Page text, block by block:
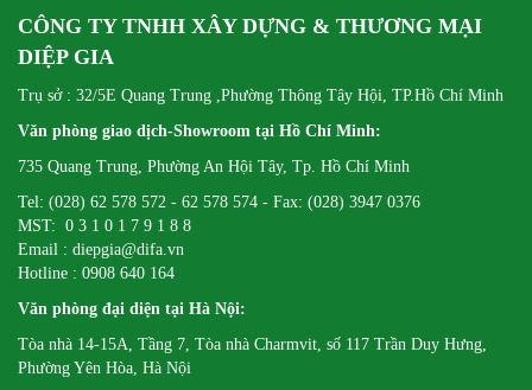
CÔNG TY TNHH XÂY DỰNG & THƯƠNG MẠI
DIỆP GIA
Trụ sở : 32/5E Quang Trung ,Phường Thông Tây Hội, TP.Hồ Chí Minh
Văn phòng giao dịch-Showroom tại Hồ Chí Minh:
735 Quang Trung, Phường An Hội Tây, Tp. Hồ Chí Minh
Tel: (028) 62 578 572 - 62 578 574 - Fax: (028) 3947 0376
MST: 0 3 1 0 1 7 9 1 8 8
Email : diepgia@difa.vn
Hotline : 0908 640 164
Văn phòng đại diện tại Hà Nội:
Tòa nhà 14-15A, Tầng 7, Tòa nhà Charmvit, số 117 Trần Duy Hưng,
Phường Yên Hòa, Hà Nội